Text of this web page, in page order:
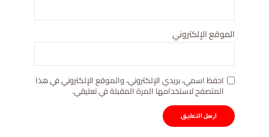
الموقع الإلكتروني
احفظ اسمي، بريدي الإلكتروني، والموقع الإلكتروني في هذا
المتصفح لاستخدامها المرة المقبلة في تعليقي.